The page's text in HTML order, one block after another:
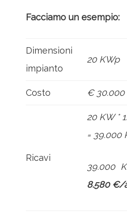
Facciamo un esempio:
Dimensioni
impianto
20 KWp
Costo € 30.000
Ricavi
20 KW *
= 39.000
39.000
8.580 €/